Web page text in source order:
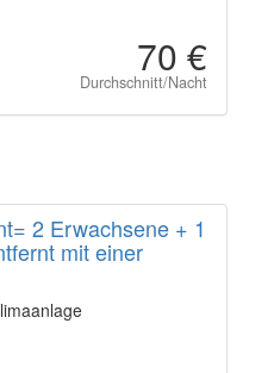
70 €
Durchschnitt/Nacht
2 Erwachsene + 1
mit einer